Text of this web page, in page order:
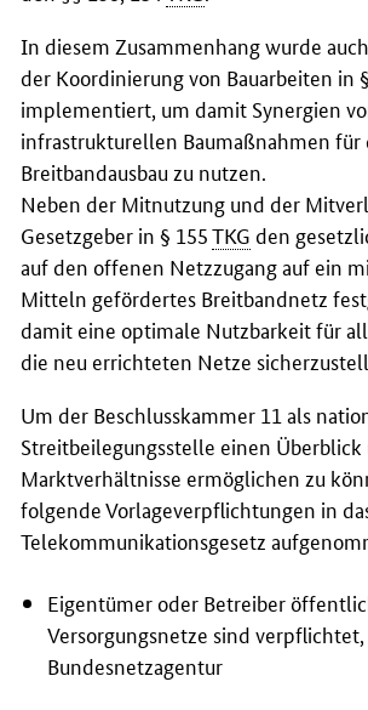
In diesem Zusammenhang wurde
der Koordinierung von Bauarbeiten in
implementiert, um damit Synergien
infrastrukturellen Baumaßnahmen für
Breitbandausbau zu nutzen.
Neben der Mitnutzung und der
Gesetzgeber in § 155TKG den
auf den offenen Netzzugang auf ein
Mitteln gefördertes Breitbandnetz
damit eine optimale Nutzbarkeit für
die neu errichteten Netze
Um der Beschlusskammer 11 als
Streitbeilegungsstelle einen Überblick
Marktverhältnisse ermöglichen zu
folgende Vorlageverpflichtungen in
Telekommunikationsgesetz
Eigentümer oder Betreiber
Versorgungsnetze sind
Bundesnetzagentur